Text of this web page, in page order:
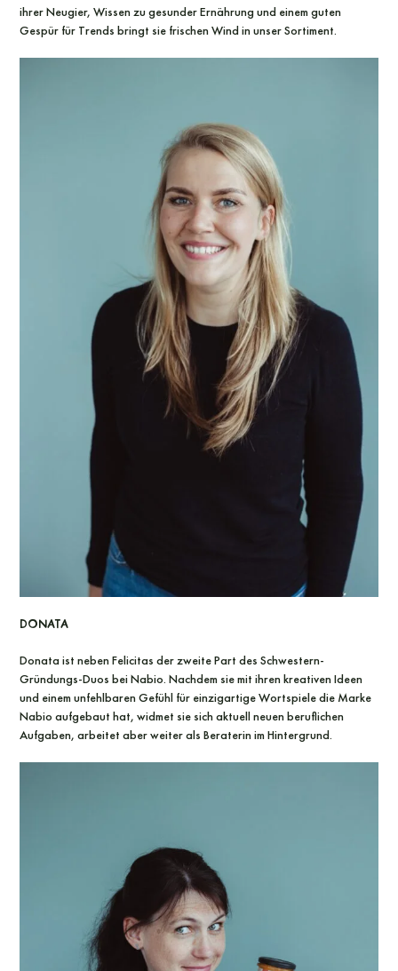
ihrer Neugier, Wissen zu gesunder Ernährung und einem guten
Gespür für Trends bringt sie frischen Wind in unser Sortiment.
Donata
Donata ist neben Felicitas der zweite Part des Schwestern-
Gründungs-Duos bei Nabio. Nachdem sie mit ihren kreativen Ideen
und einem unfehlbaren Gefühl für einzigartige Wortspiele die Marke
Nabio aufgebaut hat, widmet sie sich aktuell neuen beruflichen
Aufgaben, arbeitet aber weiter als Beraterin im Hintergrund.